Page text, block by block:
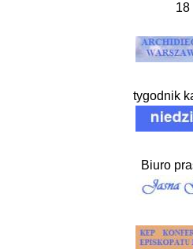
18
tygodnik
Biuro